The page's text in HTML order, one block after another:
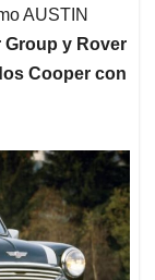
AUSTIN
Group y Rover
Cooper con